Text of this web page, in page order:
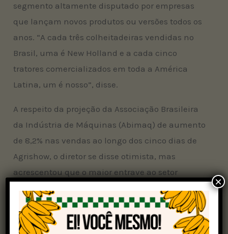
segmento altamente disputado por empresas
que lançam novos produtos ou versões todos os
anos. “A cada três colheitadeiras vendidas no
Brasil, uma é New Holland e a cada cinco
tratores comercializados em toda a América
Latina, um é nosso”, disse.
A respeito da projeção da Associação Brasileira
da Indústria de Máquinas (Abimaq) de aumento
de 8,2% nas vendas ao longo dos cinco dias de
Agrishow, o diretor se disse otimista, mas
acrescentou que o maior entrave ao setor
Colheitadeira monorrotor
×